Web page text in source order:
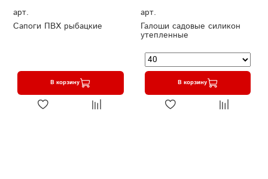
арт.
Сапоги ПВХ рыбацкие
В корзину
арт.
Галоши садовые силикон
утепленные
В корзину